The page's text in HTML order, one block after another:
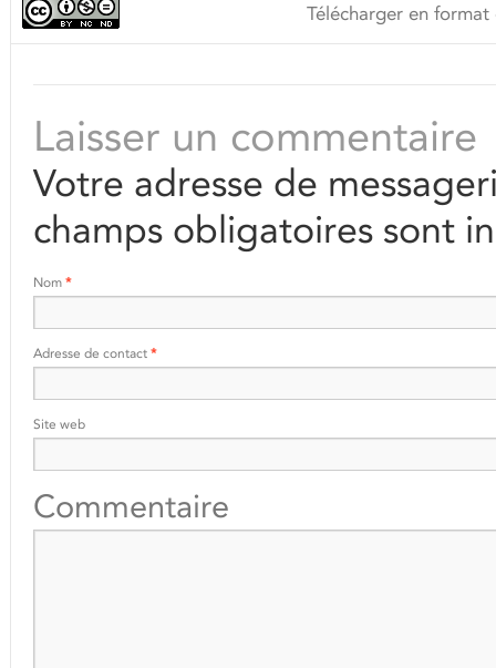
Télécharger en
Laisser un commentaire
Votre adresse de
champs obligatoires sont
Nom *
Adresse de contact *
Site web
Commentaire